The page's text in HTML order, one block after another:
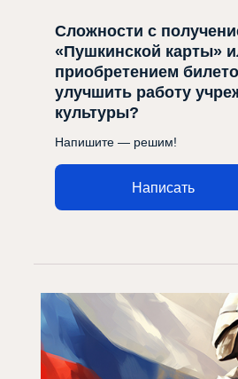
Сложности с
«Пушкинской карты»
приобретением
улучшить работу
культуры?
Напишите — решим!
Написать